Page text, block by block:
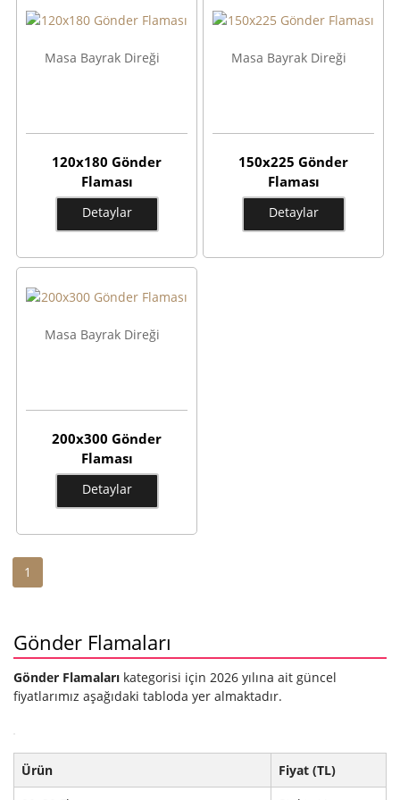
Masa Bayrak Direği
120x180 Gönder
Flaması
Detaylar
Masa Bayrak Direği
150x225 Gönder
Flaması
Detaylar
Masa Bayrak Direği
200x300 Gönder
Flaması
Detaylar
1
Gönder Flamaları
Gönder Flamaları kategorisi için 2026 yılına ait güncel
fiyatlarımız aşağıdaki tabloda yer almaktadır.
Ürün
Fiyat (TL)